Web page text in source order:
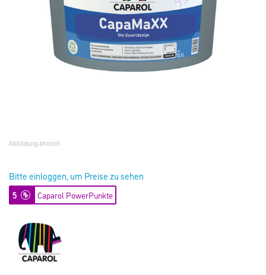
Abbildung ähnlich
Bitte einloggen, um Preise zu sehen
5 Caparol PowerPunkte